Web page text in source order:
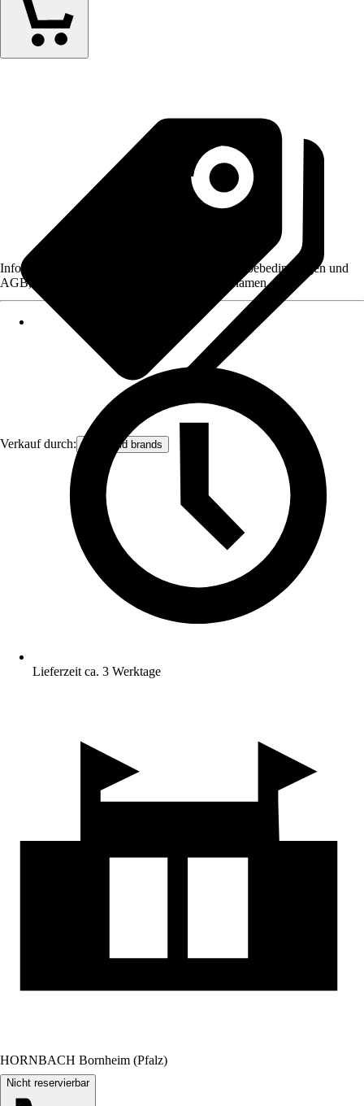
Verkauf durch: let’s build brands
Informationen des Verkäufers, wie z. B. Rückgabebedingungen und
AGB, finden Sie bei Klick auf den Verkäufernamen.
Lieferzeit ca. 3 Werktage
HORNBACH Bornheim (Pfalz)
Nicht reservierbar